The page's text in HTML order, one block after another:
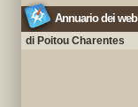
Annuario dei web
di Poitou Charentes